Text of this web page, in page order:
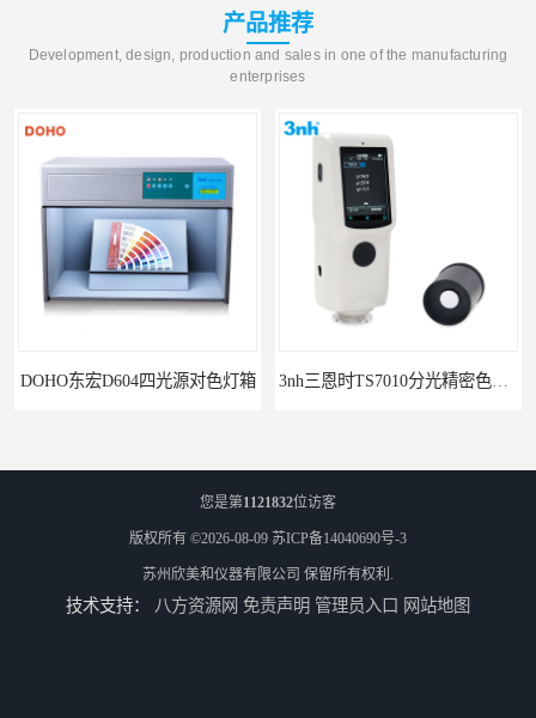
产品推荐
Development, design, production and sales in one of the manufacturing
enterprises
3nh三恩时TS7010分光精密色差仪 3nh三恩时基础版色差宝CR1
您是第1121832位访客
版权所有 ©2026-08-09 苏ICP备14040690号-3
苏州欣美和仪器有限公司 保留所有权利.
技术支持： 八方资源网 免责声明 管理员入口 网站地图